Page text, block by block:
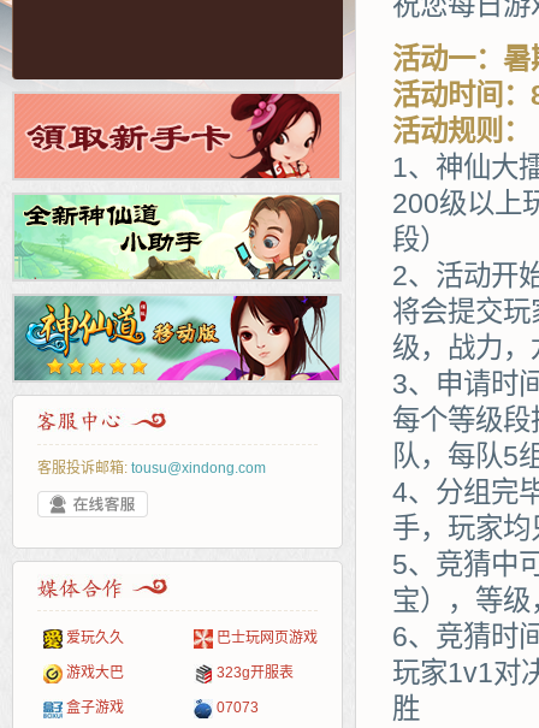
客服投诉邮箱: tousu@xindong.com
爱玩久久 巴士玩网页游戏
游戏大巴 323g开服表
盒子游戏 07073
页游网
腾讯游戏 新浪
新浪页游
多玩
pcgame 中华网
游一游
游侠网页游戏 40407
5617网游网
开服网
斗蟹网页游戏 游戏
4q5q游戏
活动一：
活动时间
活动规则：
1、神仙大
200级以上
段）
2、活动开
将会提交
级，战力
3、申请时
每个等级
队，每队5
4、分组完
手，玩家
5、竞猜中
宝），等
6、竞猜时
玩家1v1对
胜